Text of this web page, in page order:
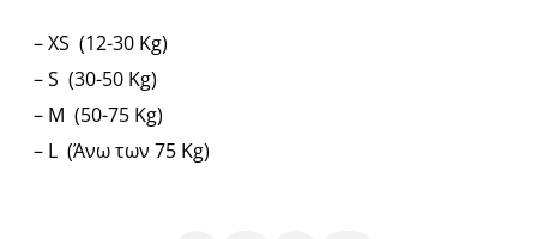
– XS (12-30 Kg)
– S (30-50 Kg)
– M (50-75 Kg)
– L (Άνω των 75 Kg)